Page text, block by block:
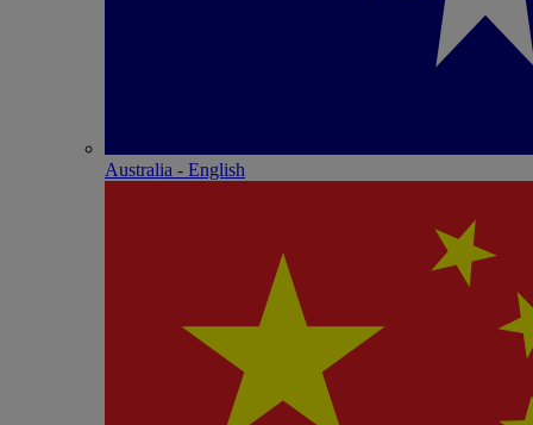
Australia - English